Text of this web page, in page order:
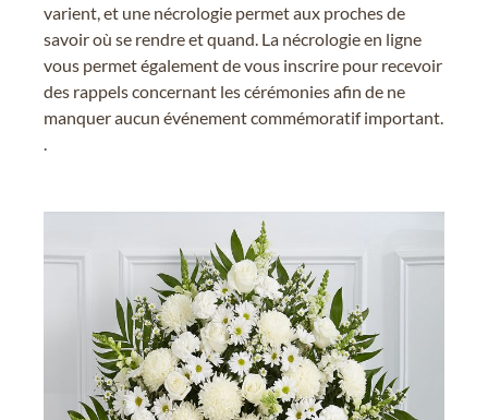
varient, et une nécrologie permet aux proches de
savoir où se rendre et quand. La nécrologie en ligne
vous permet également de vous inscrire pour recevoir
des rappels concernant les cérémonies afin de ne
manquer aucun événement commémoratif important.